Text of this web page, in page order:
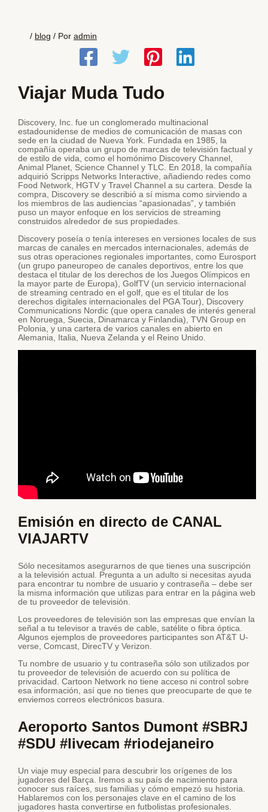
/ blog / Por admin
Viajar Muda Tudo
Discovery, Inc. fue un conglomerado multinacional
estadounidense de medios de comunicación de masas con
sede en la ciudad de Nueva York. Fundada en 1985, la
compañía operaba un grupo de marcas de televisión factual y
de estilo de vida, como el homónimo Discovery Channel,
Animal Planet, Science Channel y TLC. En 2018, la compañía
adquirió Scripps Networks Interactive, añadiendo redes como
Food Network, HGTV y Travel Channel a su cartera. Desde la
compra, Discovery se describió a sí misma como sirviendo a
los miembros de las audiencias “apasionadas”, y también
puso un mayor enfoque en los servicios de streaming
construidos alrededor de sus propiedades.
Discovery poseía o tenía intereses en versiones locales de sus
marcas de canales en mercados internacionales, además de
sus otras operaciones regionales importantes, como Eurosport
(un grupo paneuropeo de canales deportivos, entre los que
destaca el titular de los derechos de los Juegos Olímpicos en
la mayor parte de Europa), GolfTV (un servicio internacional
de streaming centrado en el golf, que es el titular de los
derechos digitales internacionales del PGA Tour), Discovery
Communications Nordic (que opera canales de interés general
en Noruega, Suecia, Dinamarca y Finlandia), TVN Group en
Polonia, y una cartera de varios canales en abierto en
Alemania, Italia, Nueva Zelanda y el Reino Unido.
Emisión en directo de CANAL
VIAJARTV
Sólo necesitamos asegurarnos de que tienes una suscripción
a la televisión actual. Pregunta a un adulto si necesitas ayuda
para encontrar tu nombre de usuario y contraseña – debe ser
la misma información que utilizas para entrar en la página web
de tu proveedor de televisión.
Los proveedores de televisión son las empresas que envían la
señal a tu televisor a través de cable, satélite o fibra óptica.
Algunos ejemplos de proveedores participantes son AT&T U-
verse, Comcast, DirecTV y Verizon.
Tu nombre de usuario y tu contraseña sólo son utilizados por
tu proveedor de televisión de acuerdo con su política de
privacidad. Cartoon Network no tiene acceso ni control sobre
esa información, así que no tienes que preocuparte de que te
enviemos correos electrónicos basura.
Aeroporto Santos Dumont #SBRJ
#SDU #livecam #riodejaneiro
Un viaje muy especial para descubrir los orígenes de los
jugadores del Barça. Iremos a su país de nacimiento para
conocer sus raíces, sus familias y cómo empezó su historia.
Hablaremos con los personajes clave en el camino de los
jugadores hasta convertirse en futbolistas profesionales.